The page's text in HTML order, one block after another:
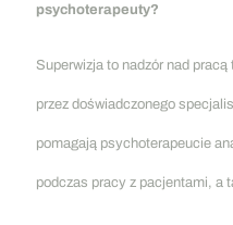
psychoterapeuty?
Superwizja to nadzór nad
przez doświadczonego
pomagają psychoterapeucie
podczas pracy z pacjentami, a